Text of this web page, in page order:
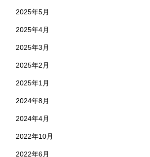
2025年5月
2025年4月
2025年3月
2025年2月
2025年1月
2024年8月
2024年4月
2022年10月
2022年6月